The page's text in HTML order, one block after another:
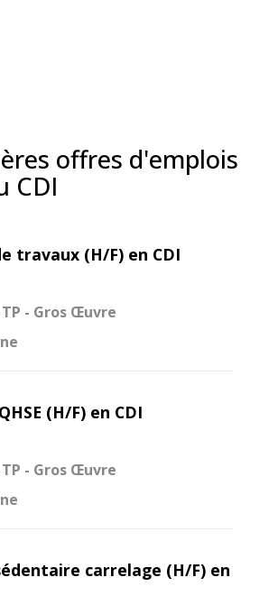
offres d'emplois
CDI
travaux (H/F) en CDI
- Gros Œuvre
(H/F) en CDI
- Gros Œuvre
carrelage (H/F) en